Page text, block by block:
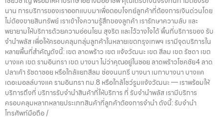
นาน การบริการของเราออกแบบมาเพื่อตอบโจทย์ลูกค้าที่ต้องการเงินด่วนโดย
ไม่ต้องขายสินทรัพย์ เราเข้าใจความรู้สึกของลูกค้า เรารักษาความลับ และ
พยายามให้บริการด้วยความอ่อนโยน สุจริต และไว้วางใจได้ พื้นที่บริการของ รับ
จำนำพลัส เพื่อให้ครอบคลุมกลุ่มลูกค้าในหลายเขตกรุงเทพฯ เรามีจุดบริการใน
หลายพื้นที่สำคัญดังนี้: เขต ลาดพร้าว เขต แจ้งวัฒนะ เขต สีลม เขต รัชดา เขต
บางแค เขต รามอินทรา เขต บางนา ไม่ว่าคุณอยู่ในซอย ลาดพร้าวโชคชัย4 ลาด
ปลาเค้า รัชดาซอย หรือใกล้แยกสีลม ช่องนนทรี บางนา เมกาบางนา บางแค
เดอะมอลล์บางแค รามอินทรา กม.8 หรือใกล้โชว์รูมแจ้งวัฒนะ — เราพร้อมให้
บริการถึงที่ บริการรับจำนำสินค้าที่ให้บริการ ที่ รับจำนำพลัส เรามีบริการ
ครอบคลุมหลากหลายประเภทสินค้าที่ลูกค้าต้องการจำนำ ดังนี้: รับจำนำ
โทรศัพท์มือถือ /